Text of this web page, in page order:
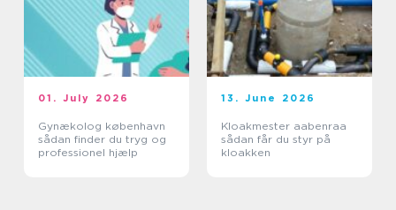
01. July 2026
Gynækolog københavn
sådan finder du tryg og
professionel hjælp
13. June 2026
Kloakmester aabenraa
sådan får du styr på
kloakken